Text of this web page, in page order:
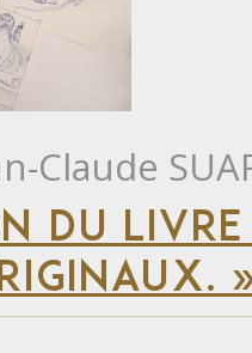
Claude
DU